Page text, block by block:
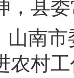
县
山南
农村